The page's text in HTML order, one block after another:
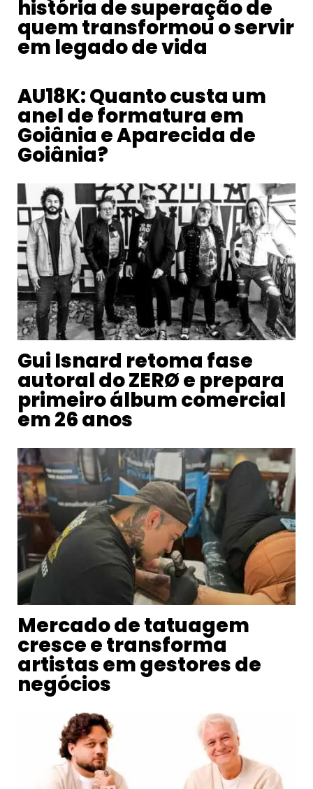
história de superação de
quem transformou o servir
em legado de vida
AU18K: Quanto custa um
anel de formatura em
Goiânia e Aparecida de
Goiânia?
Gui Isnard retoma fase
autoral do ZERØ e prepara
primeiro álbum comercial
em 26 anos
Mercado de tatuagem
cresce e transforma
artistas em gestores de
negócios